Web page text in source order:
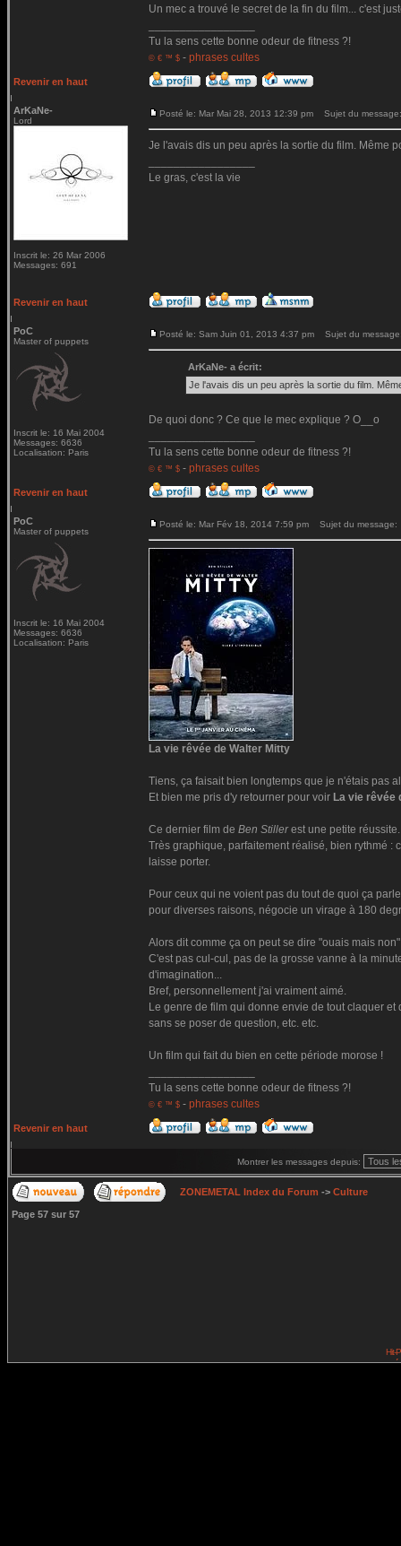
Un mec a trouvé le secret de la fin du film... c'est
Tu la sens cette bonne odeur de fitness ?!
© € ™ $ - phrases cultes
Revenir en haut
ArKaNe-
Lord
Inscrit le: 26 Mar 2006
Messages: 691
Posté le: Mar Mai 28, 2013 12:39 pm Sujet du message:
Je l'avais dis un peu après la sortie du film. Même
Le gras, c'est la vie
Revenir en haut
PoC
Master of puppets
Inscrit le: 16 Mai 2004
Messages: 6636
Localisation: Paris
Posté le: Sam Juin 01, 2013 4:37 pm Sujet du
ArKaNe- a écrit:
Je l'avais dis un peu après la sortie du film.
De quoi donc ? Ce que le mec explique ? O__o
Tu la sens cette bonne odeur de fitness ?!
© € ™ $ - phrases cultes
Revenir en haut
PoC
Master of puppets
Inscrit le: 16 Mai 2004
Messages: 6636
Localisation: Paris
Posté le: Mar Fév 18, 2014 7:59 pm Sujet du message:
La vie rêvée de Walter Mitty
Tiens, ça faisait bien longtemps que je n'étais pas
Et bien me pris d'y retourner pour voir La vie rêvée
Ce dernier film de Ben Stillerest une petite réussite.
Très graphique, parfaitement réalisé, bien rythmé :
laisse porter.
Pour ceux qui ne voient pas du tout de quoi ça
pour diverses raisons, négocie un virage à 180
Alors dit comme ça on peut se dire "ouais mais
C'est pas cul-cul, pas de la grosse vanne à la
d'imagination...
Bref, personnellement j'ai vraiment aimé.
Le genre de film qui donne envie de tout claquer
sans se poser de question, etc. etc.
Un film qui fait du bien en cette période morose !
Tu la sens cette bonne odeur de fitness ?!
© € ™ $ - phrases cultes
Revenir en haut
Montrer les messages depuis:
ZONEMETAL Index du Forum -> Culture
Page 57 sur 57